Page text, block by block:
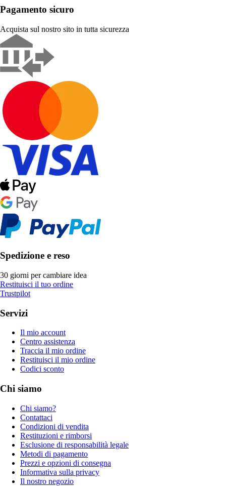
Pagamento sicuro
Acquista sul nostro sito in tutta sicurezza
Spedizione e reso
30 giorni per cambiare idea
Restituisci il tuo ordine
Trustpilot
Servizi
Il mio account
Centro assistenza
Traccia il mio ordine
Restituisci il mio ordine
Codici sconto
Chi siamo
Chi siamo?
Contattaci
Condizioni di vendita
Restituzioni e rimborsi
Esclusione di responsabilità legale
Metodi di pagamento
Prezzi e opzioni di consegna
Informativa sulla privacy
Il nostro negozio